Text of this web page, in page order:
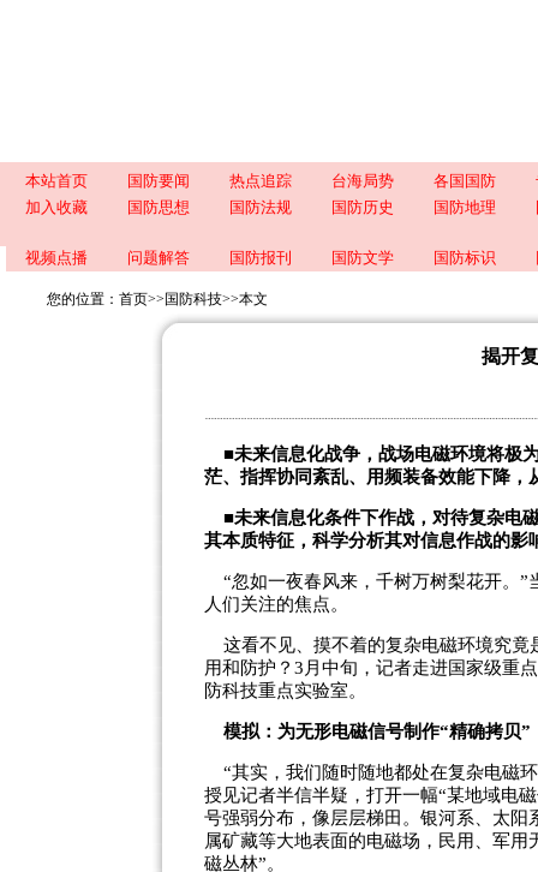
本站首页 国防要闻 热点追踪 台海局势 各国国防
加入收藏
国防思想 国防法规 国防历史 国防地理
视频点播 问题解答 国防报刊 国防文学 国防标识
您的位置： 首页>> 国防科技>>本文
揭开
■未来信息化战争，战场电磁环境将极
茫、指挥协同紊乱、用频装备效能下降，
■未来信息化条件下作战，对待复杂电
其本质特征，科学分析其对信息作战的影
“忽如一夜春风来，千树万树梨花开。”
人们关注的焦点。
这看不见、摸不着的复杂电磁环境究竟
用和防护？3月中旬，记者走进国家级
防科技重点实验室。
模拟：为无形电磁信号制作“精确拷贝”
“其实，我们随时随地都处在复杂电磁
授见记者半信半疑，打开一幅“某地域电
号强弱分布，像层层梯田。银河系、太
属矿藏等大地表面的电磁场，民用、军
磁丛林”。